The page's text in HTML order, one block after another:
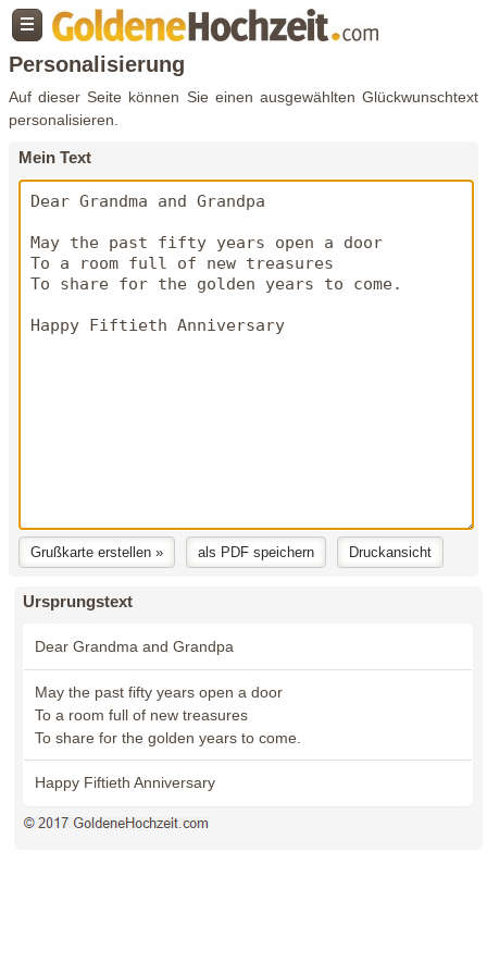
Personalisierung
Auf dieser Seite können Sie einen ausgewählten Glückwunschtext
personalisieren.
Mein Text
Ursprungstext
Dear Grandma and Grandpa
May the past fifty years open a door
To a room full of new treasures
To share for the golden years to come.
Happy Fiftieth Anniversary